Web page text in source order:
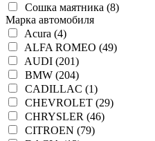
Сошка маятника (8)
Марка автомобиля
Acura (4)
ALFA ROMEO (49)
AUDI (201)
BMW (204)
CADILLAC (1)
CHEVROLET (29)
CHRYSLER (46)
CITROEN (79)